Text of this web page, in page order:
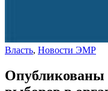
Власть, Новости ЭМР
Опубликованы